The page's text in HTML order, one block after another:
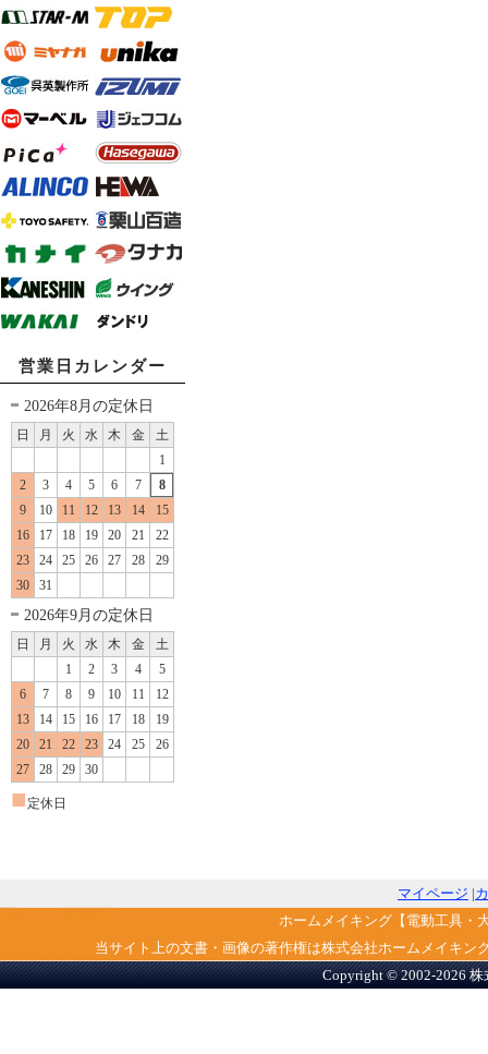
営業日カレンダー
2026年8月の定休日
日 月 火 水 木 金
土
1
2
3 4 5 6 7
8
9
10 11 12 13 14
15
16
17 18 19 20 21
22
23
24 25 26 27 28
29
30
31
2026年9月の定休日
日 月 火 水 木 金
土
1
2 3 4
5
6
7 8 9 10 11
12
13
14 15 16 17 18
19
20
21 22 23 24 25
26
27
28 29 30
■ 定休日
マイページ |
ホームメイキング【電動工具・
当サイト上の文書・画像の著作権は株式会社ホームメイキ
Copyright © 2002-2026